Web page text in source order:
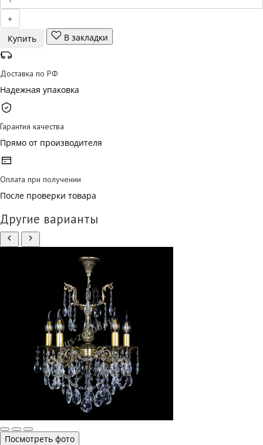
+
Купить
В закладки
Доставка по РФ
Надежная упаковка
Гарантия качества
Прямо от производителя
Оплата при получении
После проверки товара
Другие варианты
Посмотреть фото